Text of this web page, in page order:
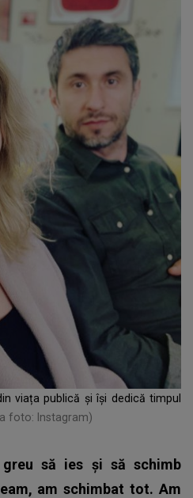
viața publică și își dedică timpul
foto: Instagram)
să ies și să schimb
am schimbat tot. Am